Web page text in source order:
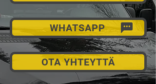
WHATSAPP
OTA YHTEYTTÄ